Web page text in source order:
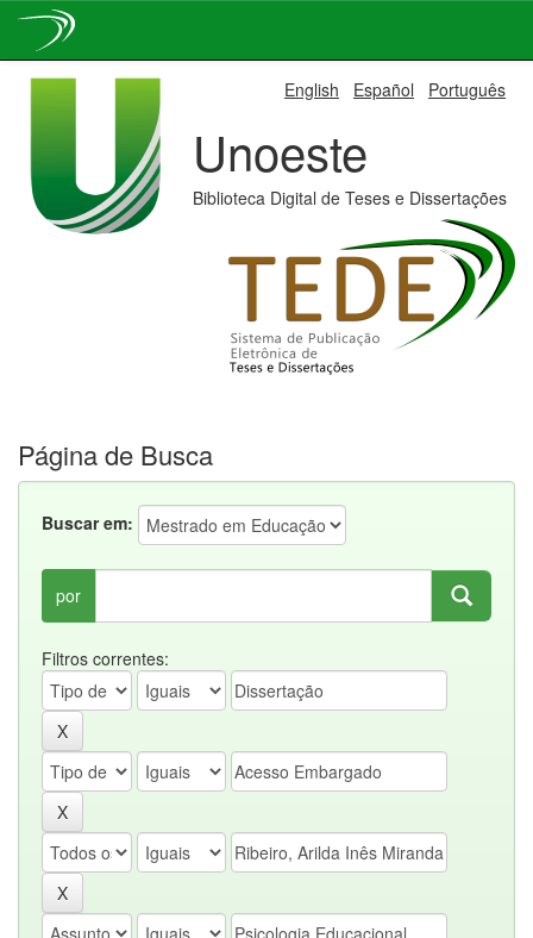
English Español Português
Unoeste
Biblioteca Digital de Teses e Dissertações
Página de Busca
Buscar em:
por
Filtros correntes: